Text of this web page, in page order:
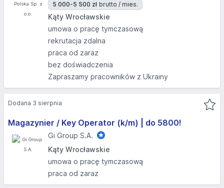
5 000-5 500 zł brutto / mies.
Kąty Wrocławskie
umowa o pracę tymczasową
rekrutacja zdalna
praca od zaraz
bez doświadczenia
Zapraszamy pracowników z Ukrainy
Magazynier / Key Operator (k/m) | do 5800!
Gi Group S.A.
Kąty Wrocławskie
umowa o pracę tymczasową
praca od zaraz
Dodana 3 sierpnia